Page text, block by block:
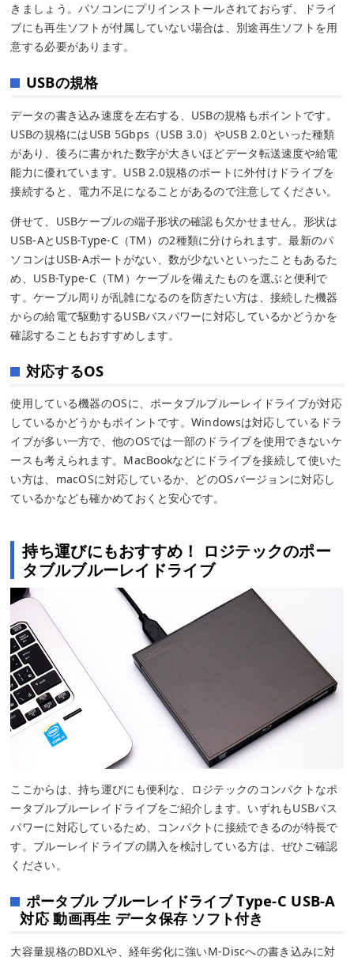
きましょう。パソコンにプリインストールされておらず、ドライ
ブにも再生ソフトが付属していない場合は、別途再生ソフトを用
意する必要があります。
USBの規格
データの書き込み速度を左右する、USBの規格もポイントです。
USBの規格にはUSB 5Gbps（USB 3.0）やUSB 2.0といった種類
があり、後ろに書かれた数字が大きいほどデータ転送速度や給電
能力に優れています。USB 2.0規格のポートに外付けドライブを
接続すると、電力不足になることがあるので注意してください。
併せて、USBケーブルの端子形状の確認も欠かせません。形状は
USB-AとUSB-Type-C（TM）の2種類に分けられます。最新のパ
ソコンはUSB-Aポートがない、数が少ないといったこともあるた
め、USB-Type-C（TM）ケーブルを備えたものを選ぶと便利で
す。ケーブル周りが乱雑になるのを防ぎたい方は、接続した機器
からの給電で駆動するUSBバスパワーに対応しているかどうかを
確認することもおすすめします。
対応するOS
使用している機器のOSに、ポータブルブルーレイドライブが対応
しているかどうかもポイントです。Windowsは対応しているドラ
イブが多い一方で、他のOSでは一部のドライブを使用できないケ
ースも考えられます。MacBookなどにドライブを接続して使いた
い方は、macOSに対応しているか、どのOSバージョンに対応し
ているかなども確かめておくと安心です。
持ち運びにもおすすめ！ ロジテックのポー
タブルブルーレイドライブ
ここからは、持ち運びにも便利な、ロジテックのコンパクトなポ
ータブルブルーレイドライブをご紹介します。いずれもUSBバス
パワーに対応しているため、コンパクトに接続できるのが特長で
す。ブルーレイドライブの購入を検討している方は、ぜひご確認
ください。
ポータブル ブルーレイドライブ Type-C USB-A
対応 動画再生 データ保存 ソフト付き
大容量規格のBDXLや、経年劣化に強いM-Discへの書き込みに対